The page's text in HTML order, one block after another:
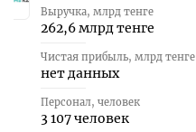
Выручка, млрд тенге
262,6 млрд тенге
Чистая прибыль, млрд тенге
нет данных
Персонал, человек
3 107 человек